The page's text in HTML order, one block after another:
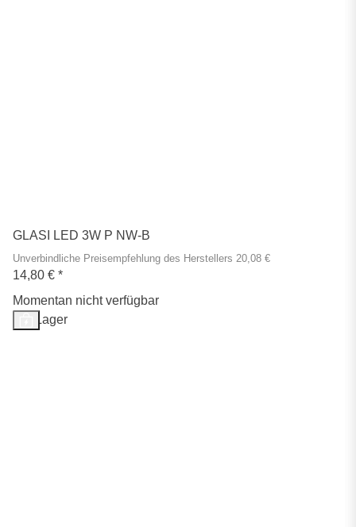
GLASI LED 3W P NW-B
Unverbindliche Preisempfehlung des Herstellers 20,08 €
14,80 € *
Momentan nicht verfügbar
Auf Lager